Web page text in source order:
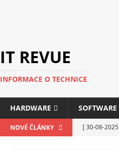
IT REVUE
INFORMACE O TECHNICE
HARDWARE SOFTWARE
NOVÉ ČLÁNKY [ 30-08-